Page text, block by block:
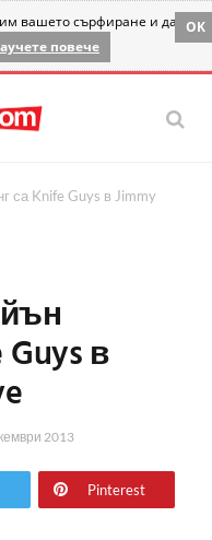
вашето сърфиране и да
повече
OK
са Knife Guys в Jimmy
в
2013
Pinterest